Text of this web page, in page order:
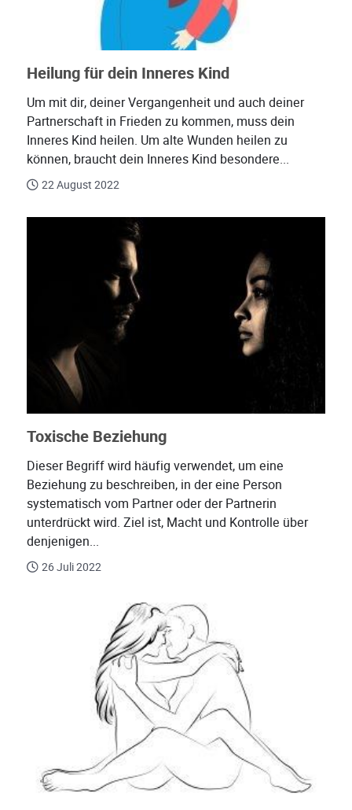
Heilung für dein Inneres Kind
Um mit dir, deiner Vergangenheit und auch deiner
Partnerschaft in Frieden zu kommen, muss dein
Inneres Kind heilen. Um alte Wunden heilen zu
können, braucht dein Inneres Kind besondere...
22 August 2022
Toxische Beziehung
Dieser Begriff wird häufig verwendet, um eine
Beziehung zu beschreiben, in der eine Person
systematisch vom Partner oder der Partnerin
unterdrückt wird. Ziel ist, Macht und Kontrolle über
denjenigen...
26 Juli 2022